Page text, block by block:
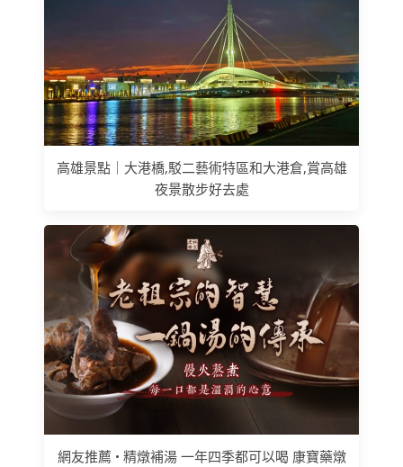
高雄景點｜大港橋,駁二藝術特區和大港倉,賞高雄
夜景散步好去處
網友推薦 • 精燉補湯 一年四季都可以喝 康寶藥燉